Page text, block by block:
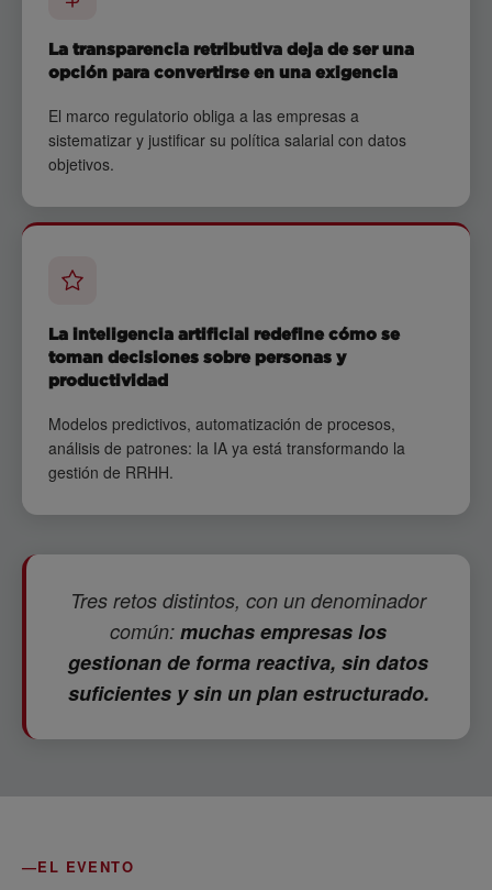
La transparencia retributiva deja de ser una
opción para convertirse en una exigencia
El marco regulatorio obliga a las empresas a
sistematizar y justificar su política salarial con datos
objetivos.
La inteligencia artificial redefine cómo se
toman decisiones sobre personas y
productividad
Modelos predictivos, automatización de procesos,
análisis de patrones: la IA ya está transformando la
gestión de RRHH.
Tres retos distintos, con un denominador
común: muchas empresas los
gestionan de forma reactiva, sin datos
suficientes y sin un plan estructurado.
EL EVENTO